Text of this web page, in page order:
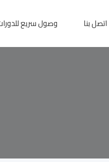
اتصل بنا وصول سريع